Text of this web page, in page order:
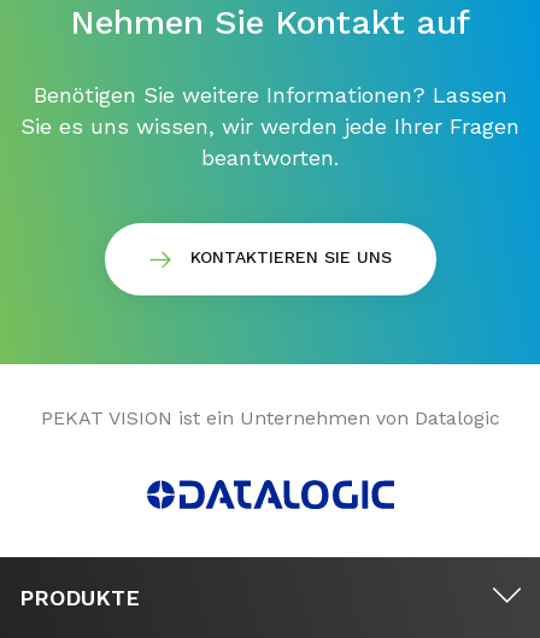
Nehmen Sie Kontakt auf
Benötigen Sie weitere Informationen? Lassen
Sie es uns wissen, wir werden jede Ihrer Fragen
beantworten.
KONTAKTIEREN SIE UNS
PEKAT VISION ist ein Unternehmen von Datalogic
PRODUKTE